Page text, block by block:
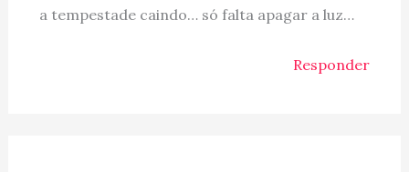
a tempestade caindo… só falta apagar a luz…
Responder